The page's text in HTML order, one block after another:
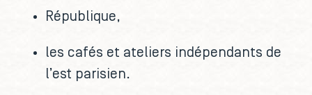
République,
les cafés et ateliers indépendants de
l’est parisien.